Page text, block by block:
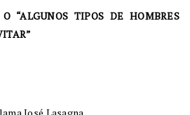
“ALGUNOS TIPOS DE HOMBRES